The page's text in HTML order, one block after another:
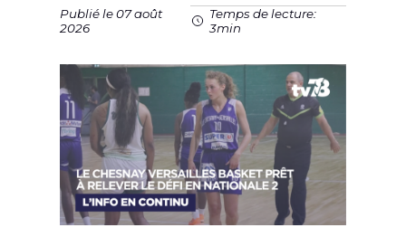
Publié le 07 août
2026
Temps de lecture:
3min